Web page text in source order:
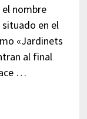
nombre
en el
«Jardinets
al final
…